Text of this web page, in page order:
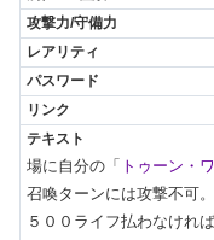
場に自分の「 トゥーン・
召喚ターンには攻撃不可。
５００ライフ払わなけれ